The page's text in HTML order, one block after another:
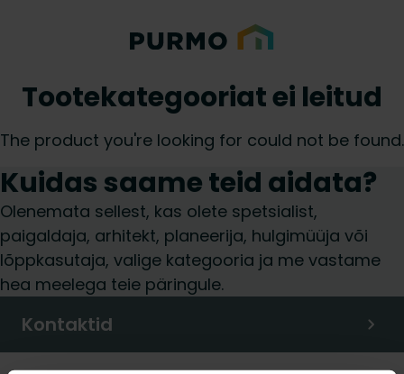
Tootekategooriat ei leitud
The product you're looking for could not be found.
Kuidas saame teid aidata?
Olenemata sellest, kas olete spetsialist,
paigaldaja, arhitekt, planeerija, hulgimüüja või
lõppkasutaja, valige kategooria ja me vastame
hea meelega teie päringule.
Kontaktid